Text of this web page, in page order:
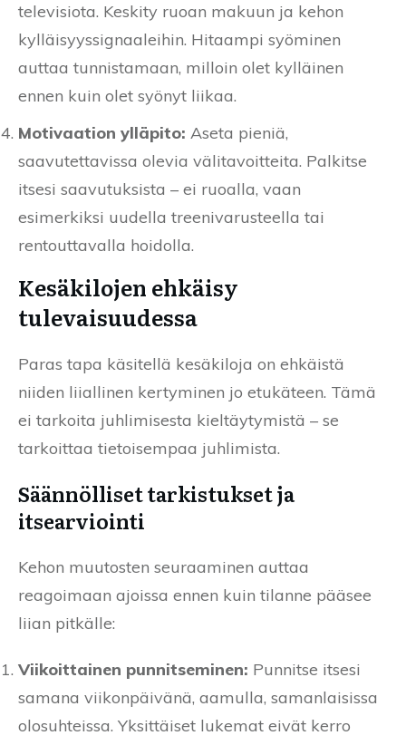
televisiota. Keskity ruoan makuun ja kehon
kylläisyyssignaaleihin. Hitaampi syöminen
auttaa tunnistamaan, milloin olet kylläinen
ennen kuin olet syönyt liikaa.
Motivaation ylläpito: Aseta pieniä,
saavutettavissa olevia välitavoitteita. Palkitse
itsesi saavutuksista – ei ruoalla, vaan
esimerkiksi uudella treenivarusteella tai
rentouttavalla hoidolla.
Kesäkilojen ehkäisy
tulevaisuudessa
Paras tapa käsitellä kesäkiloja on ehkäistä
niiden liiallinen kertyminen jo etukäteen. Tämä
ei tarkoita juhlimisesta kieltäytymistä – se
tarkoittaa tietoisempaa juhlimista.
Säännölliset tarkistukset ja
itsearviointi
Kehon muutosten seuraaminen auttaa
reagoimaan ajoissa ennen kuin tilanne pääsee
liian pitkälle:
Viikoittainen punnitseminen: Punnitse itsesi
samana viikonpäivänä, aamulla, samanlaisissa
olosuhteissa. Yksittäiset lukemat eivät kerro